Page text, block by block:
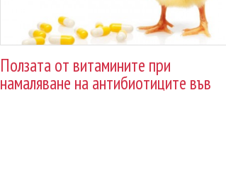
Ползата от витамините при
намаляване на антибиотиците във